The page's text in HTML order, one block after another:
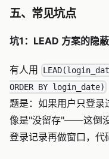
五、常见坑点
坑1：LEAD 方案的隐
有人用
ORDER BY login_date)
题是：如果用户只登
像是"没留存"——这倒
登录记录再做窗口，代